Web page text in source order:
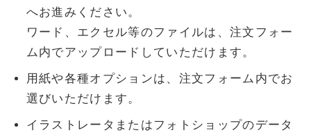
へお進みください。
ワード、エクセル等のファイルは、注文フォー
ム内でアップロードしていただけます。
用紙や各種オプションは、注文フォーム内でお
選びいただけます。
イラストレータまたはフォトショップのデータ